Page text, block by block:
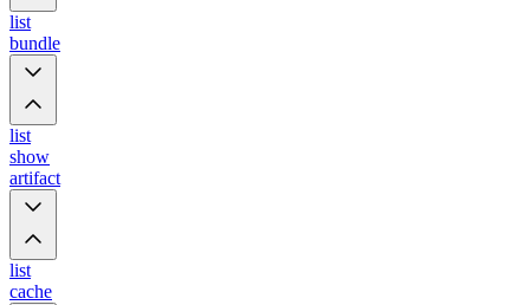
list
bundle
list
show
artifact
list
cache